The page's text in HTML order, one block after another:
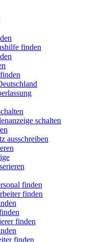
finden
schalten
ausschreiben
finden
finden
finden
finden